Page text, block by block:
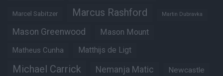
Marcel Sabitzer Marcus Rashford Martin Dubravka
Mason Greenwood Mason Mount
Matheus Cunha Matthijs de Ligt
Michael Carrick Nemanja Matic Newcastle